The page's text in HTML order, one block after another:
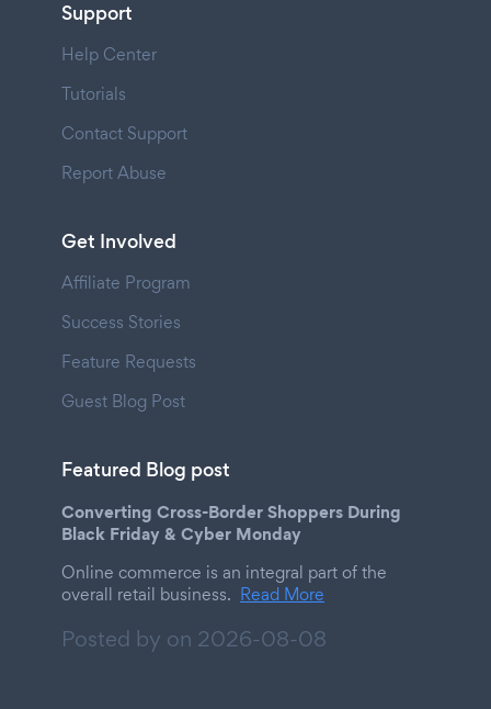
Support
Help Center
Tutorials
Contact Support
Report Abuse
Get Involved
Affiliate Program
Success Stories
Feature Requests
Guest Blog Post
Featured Blog post
Converting Cross-Border Shoppers During
Black Friday & Cyber Monday
Online commerce is an integral part of the
overall retail business. Read More
Posted by on 2026-08-08